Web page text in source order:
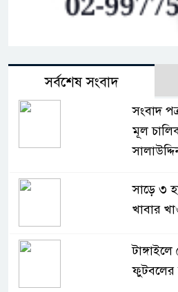
সর্বশেষ সংবাদ
সংবাদ
মূল
সাড়ে ৩
খাবার
ফুটবলের